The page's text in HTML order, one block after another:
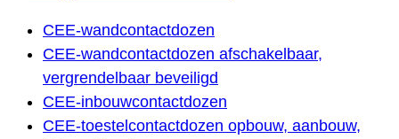
CEE-wandcontactdozen
CEE-wandcontactdozen afschakelbaar,
vergrendelbaar beveiligd
CEE-inbouwcontactdozen
CEE-toestelcontactdozen opbouw, aanbouw,